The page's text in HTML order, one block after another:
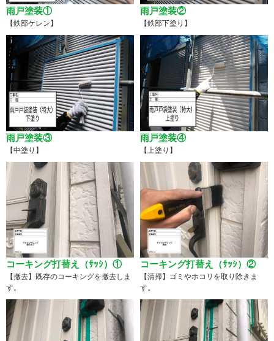
雨戸塗装①
【鉄部ケレン】
雨戸塗装②
【鉄部下塗り】
雨戸塗装③
【中塗り】
雨戸塗装④
【上塗り】
コーキング打替え（ｻｯｼ）①
【撤去】既存のコーキングを撤去しま
す。
コーキング打替え（ｻｯｼ）②
【清掃】ゴミやホコリを取り除きま
す。